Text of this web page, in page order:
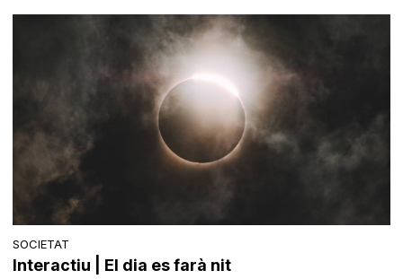
SOCIETAT
Interactiu | El dia es farà nit